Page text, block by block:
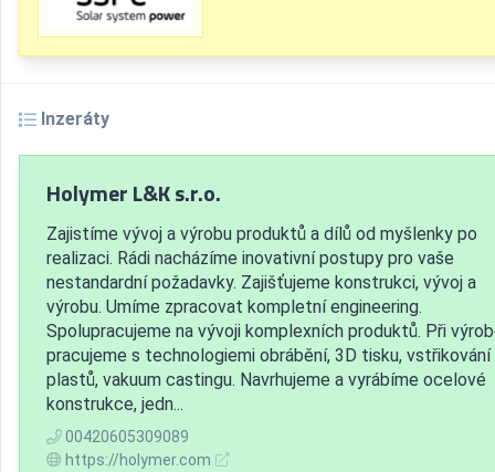
Inzeráty
Holymer L&K s.r.o.
Zajistíme vývoj a výrobu produktů a dílů od myšlenky po
realizaci. Rádi nacházíme inovativní postupy pro vaše
nestandardní požadavky. Zajišťujeme konstrukci, vývoj a
výrobu. Umíme zpracovat kompletní engineering.
Spolupracujeme na vývoji komplexních produktů. Při
pracujeme s technologiemi obrábění, 3D tisku, vstřikování
plastů, vakuum castingu. Navrhujeme a vyrábíme ocelové
konstrukce, jedn...
00420605309089
https://holymer.com